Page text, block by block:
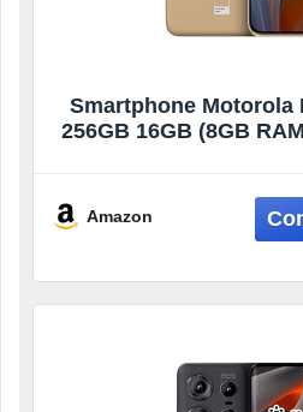
Smartphone Motorola
256GB 16GB (8GB
Leather
Amazon